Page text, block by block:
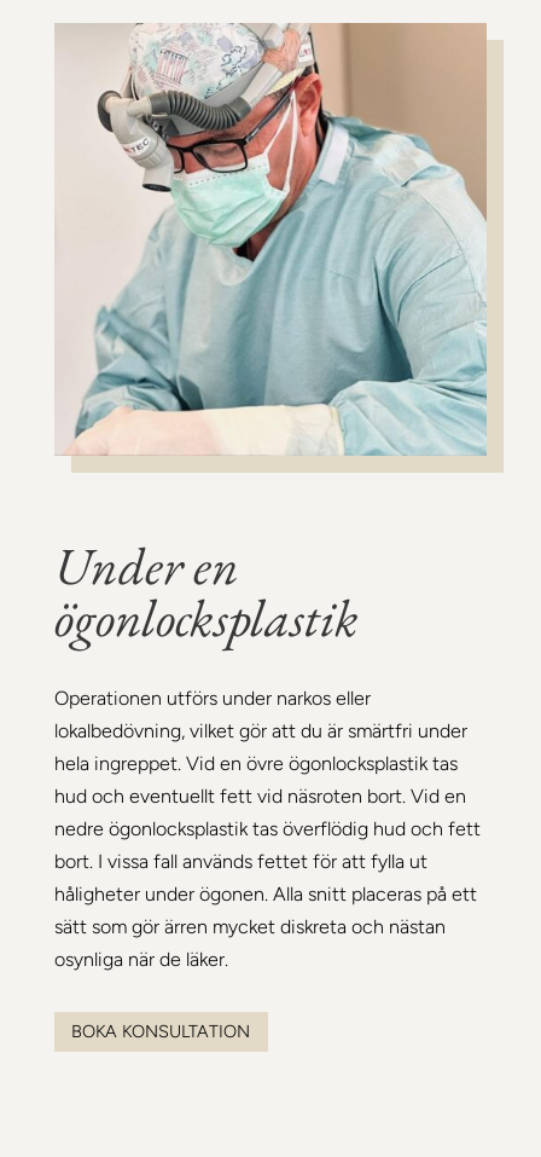
Under en
ögonlocksplastik
Operationen utförs under narkos eller
lokalbedövning, vilket gör att du är smärtfri under
hela ingreppet. Vid en övre ögonlocksplastik tas
hud och eventuellt fett vid näsroten bort. Vid en
nedre ögonlocksplastik tas överflödig hud och fett
bort. I vissa fall används fettet för att fylla ut
håligheter under ögonen. Alla snitt placeras på ett
sätt som gör ärren mycket diskreta och nästan
osynliga när de läker.
BOKA KONSULTATION